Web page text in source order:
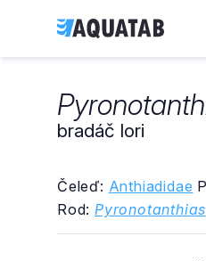
bradáč lori
Čeleď: Anthiadidae
Rod: Pyronotanthias